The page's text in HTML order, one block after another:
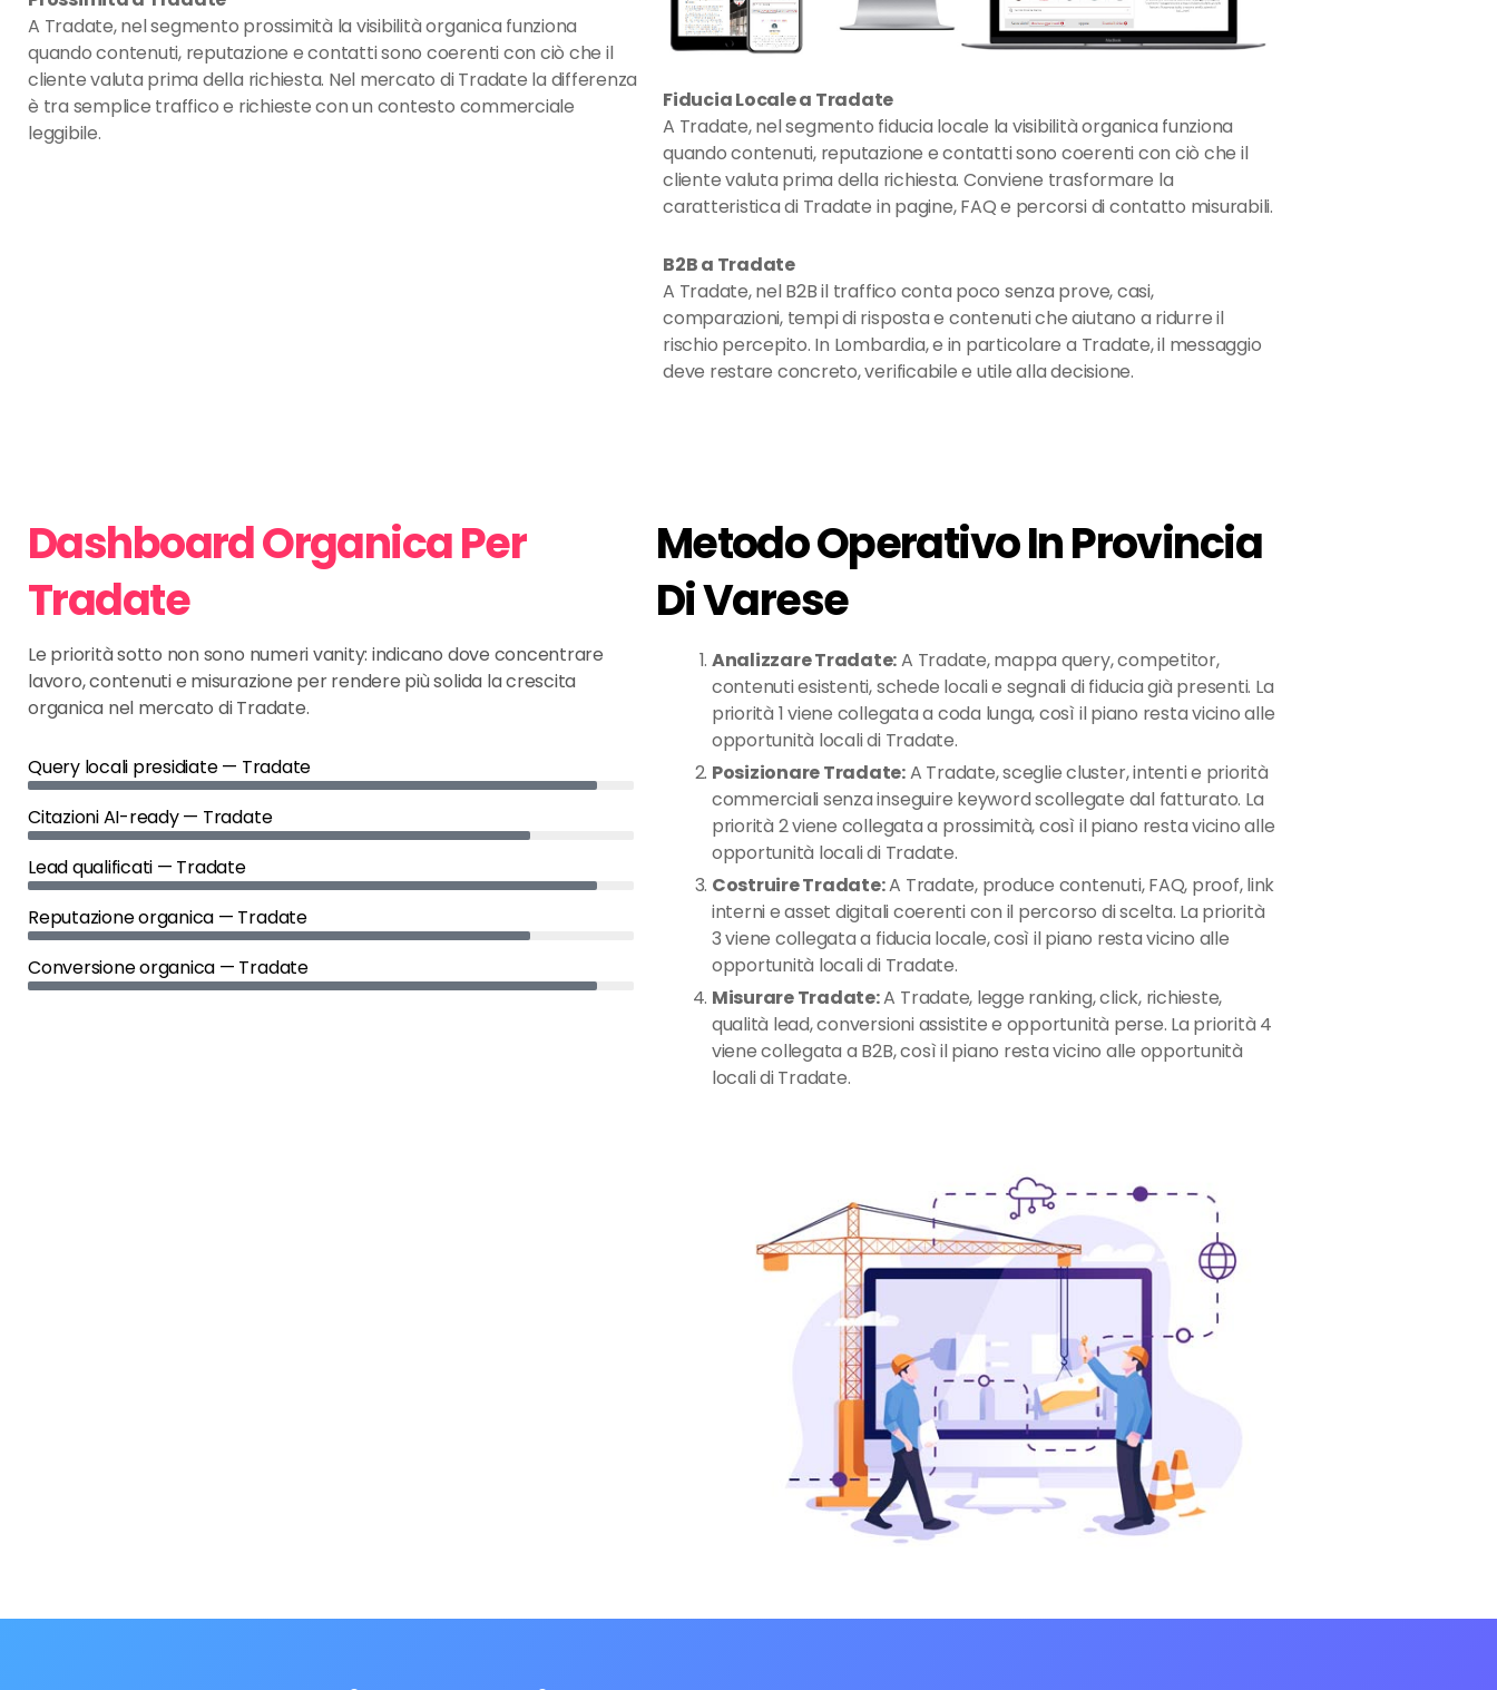
A Tradate, nel segmento prossimità la visibilità organica funziona
quando contenuti, reputazione e contatti sono coerenti con ciò che il
cliente valuta prima della richiesta. Nel mercato di Tradate la differenza
è tra semplice traffico e richieste con un contesto commerciale
leggibile.
Fiducia Locale a Tradate
A Tradate, nel segmento fiducia locale la visibilità organica funziona
quando contenuti, reputazione e contatti sono coerenti con ciò che il
cliente valuta prima della richiesta. Conviene trasformare la
caratteristica di Tradate in pagine, FAQ e percorsi di contatto misurabili.
B2B a Tradate
A Tradate, nel B2B il traffico conta poco senza prove, casi,
comparazioni, tempi di risposta e contenuti che aiutano a ridurre il
rischio percepito. In Lombardia, e in particolare a Tradate, il messaggio
deve restare concreto, verificabile e utile alla decisione.
Dashboard Organica Per
Tradate
Le priorità sotto non sono numeri vanity: indicano dove concentrare
lavoro, contenuti e misurazione per rendere più solida la crescita
organica nel mercato di Tradate.
Query locali presidiate — Tradate
Citazioni AI-ready — Tradate
Lead qualificati — Tradate
Reputazione organica — Tradate
Conversione organica — Tradate
Metodo Operativo In Provincia
Di Varese
Analizzare Tradate:A Tradate, mappa query, competitor,
contenuti esistenti, schede locali e segnali di fiducia già presenti. La
priorità 1 viene collegata a coda lunga, così il piano resta vicino alle
opportunità locali di Tradate.
Posizionare Tradate:A Tradate, sceglie cluster, intenti e priorità
commerciali senza inseguire keyword scollegate dal fatturato. La
priorità 2 viene collegata a prossimità, così il piano resta vicino alle
opportunità locali di Tradate.
Costruire Tradate:A Tradate, produce contenuti, FAQ, proof, link
interni e asset digitali coerenti con il percorso di scelta. La priorità
3 viene collegata a fiducia locale, così il piano resta vicino alle
opportunità locali di Tradate.
Misurare Tradate:A Tradate, legge ranking, click, richieste,
qualità lead, conversioni assistite e opportunità perse. La priorità 4
viene collegata a B2B, così il piano resta vicino alle opportunità
locali di Tradate.